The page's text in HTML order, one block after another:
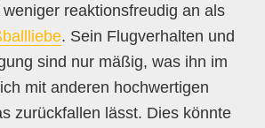
reaktionsfreudig an als
. Sein Flugverhalten und
sind nur mäßig, was ihn im
mit anderen hochwertigen
zurückfallen lässt. Dies könnte